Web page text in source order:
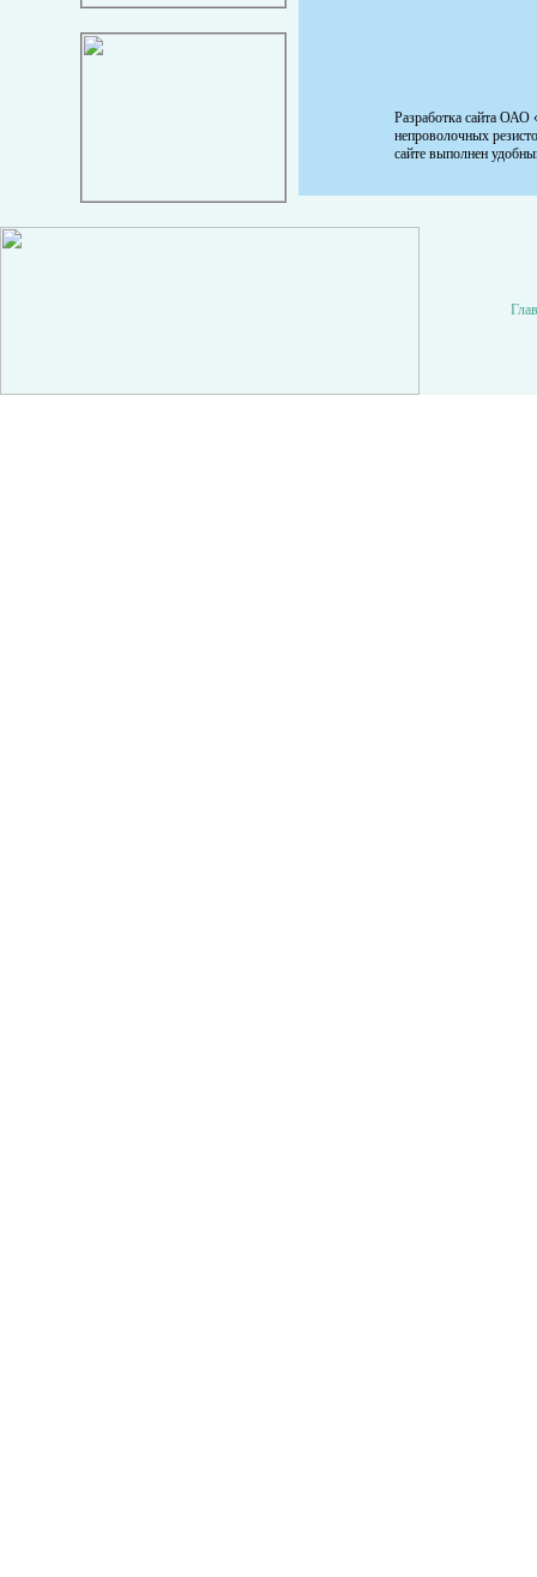
Разработка сайта ОАО
непроволочных
сайте выполнен